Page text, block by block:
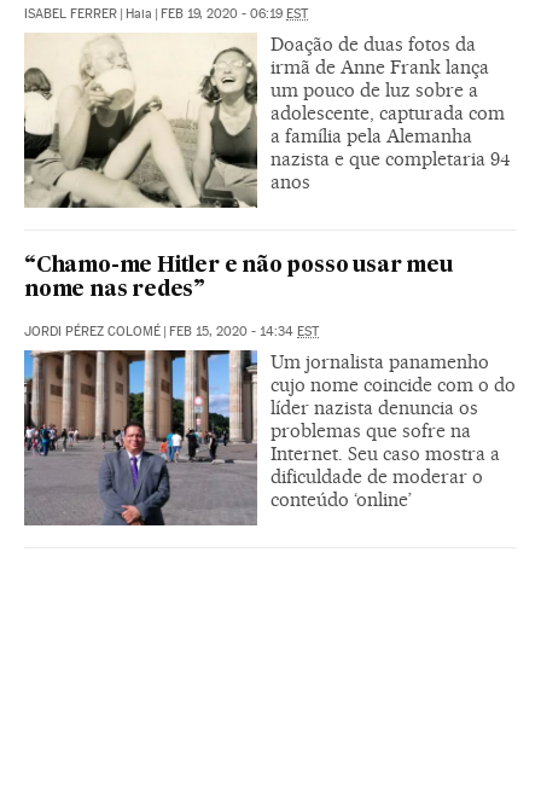
ISABEL FERRER | Haia | FEB 19, 2020 - 06:19 EST
Doação de duas fotos da
irmã de Anne Frank lança
um pouco de luz sobre a
adolescente, capturada com
a família pela Alemanha
nazista e que completaria 94
anos
“Chamo-me Hitler e não posso usar meu
nome nas redes”
JORDI PÉREZ COLOMÉ | FEB 15, 2020 - 14:34 EST
Um jornalista panamenho
cujo nome coincide com o do
líder nazista denuncia os
problemas que sofre na
Internet. Seu caso mostra a
dificuldade de moderar o
conteúdo ‘online’